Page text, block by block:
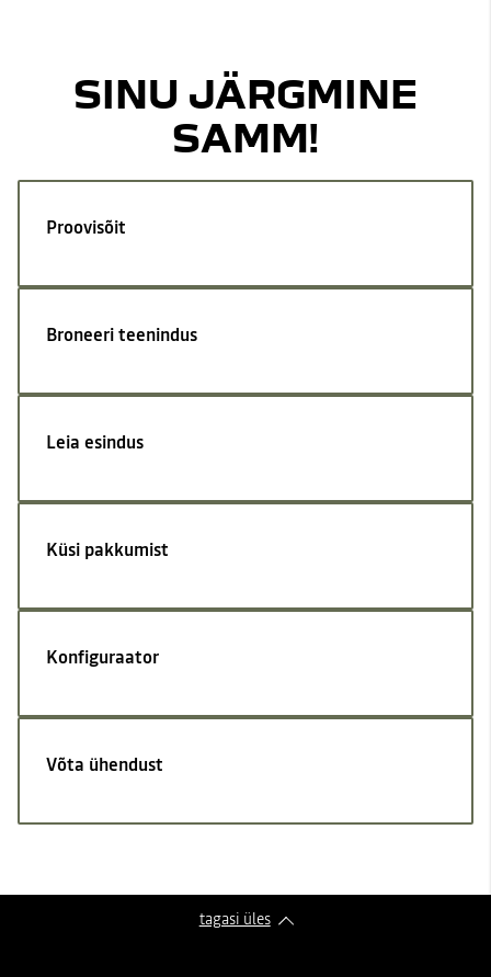
SINU JÄRGMINE
SAMM!
Proovisõit
Broneeri teenindus
Leia esindus
Küsi pakkumist
Konfiguraator
Võta ühendust
tagasi üles